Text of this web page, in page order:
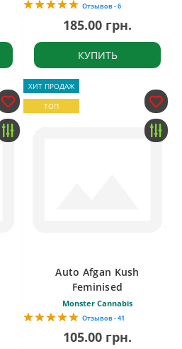
Отзывов - 6
185.00 грн.
КУПИТЬ
ХИТ ПРОДАЖ
ТОП
Auto Afgan Kush
Feminised
Monster Cannabis
Отзывов - 41
105.00 грн.